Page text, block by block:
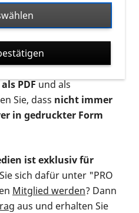
um ausschließlich
Audios oder Videos zu
Broschüren werden in
zur
als gedruckte Variante
PDFund als
Sie, dass nicht immer
in gedruckter Form
ist exklusiv für
sich dafür unter "PRO
Mitglied werden? Dann
aus und erhalten Sie